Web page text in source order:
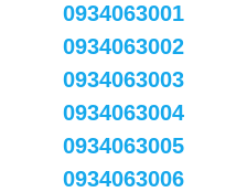
0934063001
0934063002
0934063003
0934063004
0934063005
0934063006